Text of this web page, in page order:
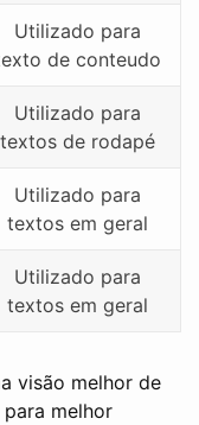
Utilizado para
de conteudo
Utilizado para
textos de rodapé
Utilizado para
textos em geral
Utilizado para
textos em geral
visão melhor de
melhor